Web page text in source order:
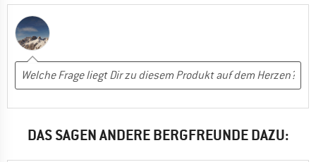
DAS SAGEN ANDERE BERGFREUNDE DAZU: